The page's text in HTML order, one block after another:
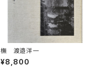
橅 渡邉洋一
¥8,800